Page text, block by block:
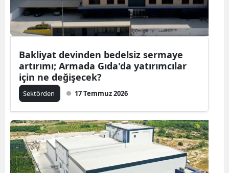
Bakliyat devinden bedelsiz sermaye
artırımı; Armada Gıda'da yatırımcılar
için ne değişecek?
Sektörden 17 Temmuz 2026